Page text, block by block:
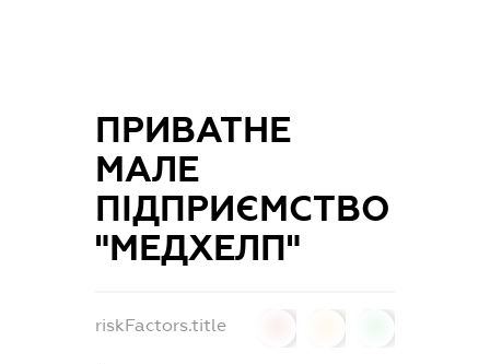
ПРИВАТНЕ
МАЛЕ
ПІДПРИЄМСТВО
"МЕДХЕЛП"
riskFactors.title